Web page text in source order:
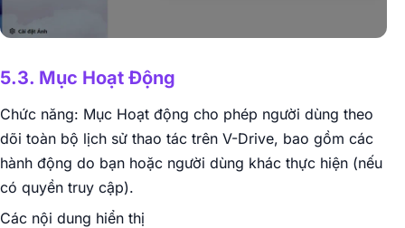
5.3. Mục Hoạt Động
Chức năng: Mục Hoạt động cho phép người dùng theo
dõi toàn bộ lịch sử thao tác trên V-Drive, bao gồm các
hành động do bạn hoặc người dùng khác thực hiện (nếu
có quyền truy cập).
Các nội dung hiển thị